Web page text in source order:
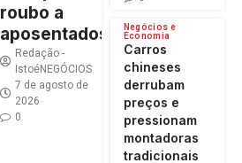
roubo a
aposentados
Redação -
IstoéNEGÓCIOS
7 de agosto de
2026
0
Negócios e
Economia
Carros
chineses
derrubam
preços e
pressionam
montadoras
tradicionais